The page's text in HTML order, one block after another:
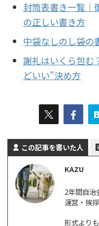
封筒表書き一覧｜
の正しい書き方
中袋なしのし袋の
謝礼はいくら包む
どいい”決め方
この記事を書いた人
KAZU
2年間自治
運営・挨
形式より